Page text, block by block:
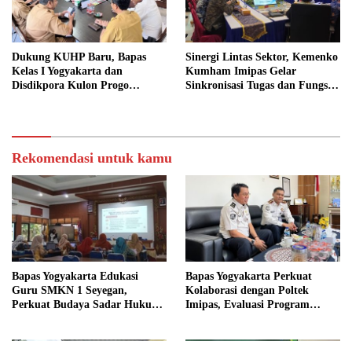
Dukung KUHP Baru, Bapas
Kelas I Yogyakarta dan
Disdikpora Kulon Progo
Sinergi Lintas Sektor, Kemenko
Kumham Imipas Gelar
Sinkronisasi Tugas dan Fungsi
Rekomendasi untuk kamu
Bapas Yogyakarta Edukasi
Guru SMKN 1 Seyegan,
Perkuat Budaya Sadar Hukum
Bapas Yogyakarta Perkuat
Kolaborasi dengan Poltek
Imipas, Evaluasi Program